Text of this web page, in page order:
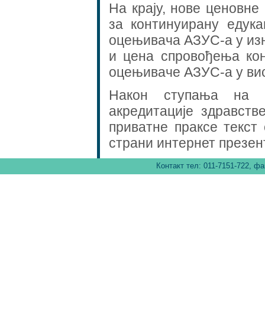
На крају, нове
за континуирану
оцењивача АЗУС-а у
и цена спровођења
оцењиваче АЗУС-а у
Након ступања на
акредитације
приватне праксе
страни интернет
Контакт тел: 011-7151-722,